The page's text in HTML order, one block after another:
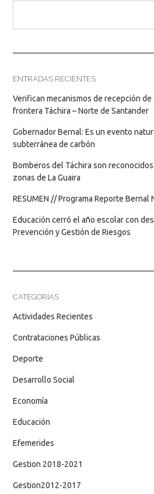
ENTRADAS RECIENTES
Verifican mecanismos de recepción de
frontera Táchira – Norte de Santander
Gobernador Bernal: Es un evento
subterránea de carbón
Bomberos del Táchira son
zonas de La Guaira
RESUMEN // Programa Reporte Bernal
Educación cerró el año escolar con
Prevención y Gestión de Riesgos
CATEGORÍAS
Actividades Recientes
Contrataciones Públicas
Deporte
Desarrollo Social
Economía
Educación
Efemerides
Gestion 2018-2021
Gestion2012-2017